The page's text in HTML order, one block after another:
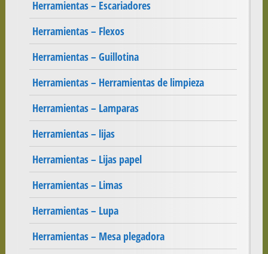
Herramientas – Escariadores
Herramientas – Flexos
Herramientas – Guillotina
Herramientas – Herramientas de limpieza
Herramientas – Lamparas
Herramientas – lijas
Herramientas – Lijas papel
Herramientas – Limas
Herramientas – Lupa
Herramientas – Mesa plegadora